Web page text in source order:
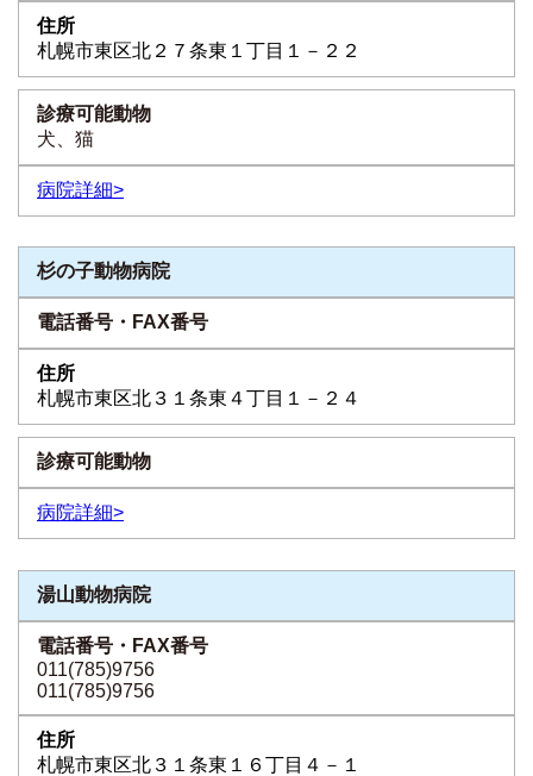
札幌市東区北２７条東１丁目１－２２
犬、猫
病院詳細>
杉の子動物病院
札幌市東区北３１条東４丁目１－２４
病院詳細>
湯山動物病院
011(785)9756
011(785)9756
札幌市東区北３１条東１６丁目４－１